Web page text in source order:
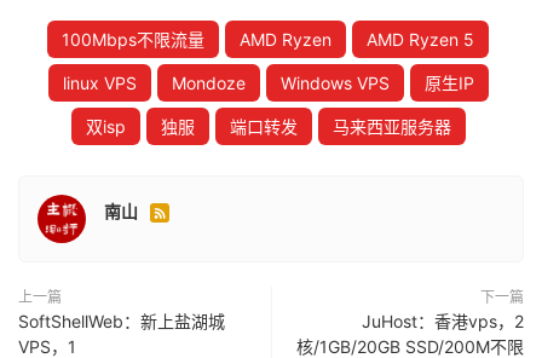
100Mbps不限流量 AMD Ryzen AMD Ryzen 5
linux VPS Mondoze Windows VPS 原生IP
双isp 独服 端口转发 马来西亚服务器
南山 
上一篇
SoftShellWeb：新上盐湖城
VPS，1
下一篇
JuHost：香港vps，2
核/1GB/20GB SSD/200M不限